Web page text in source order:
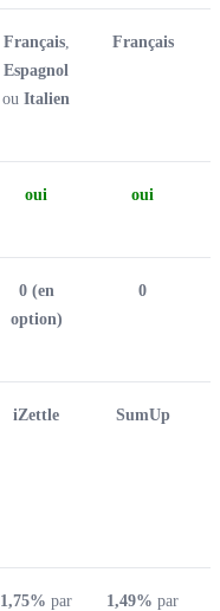
Français,
Espagnol
ou Italien
Français
oui oui
0 (en
option)
0
iZettle SumUp
1,75% par
1,49% par